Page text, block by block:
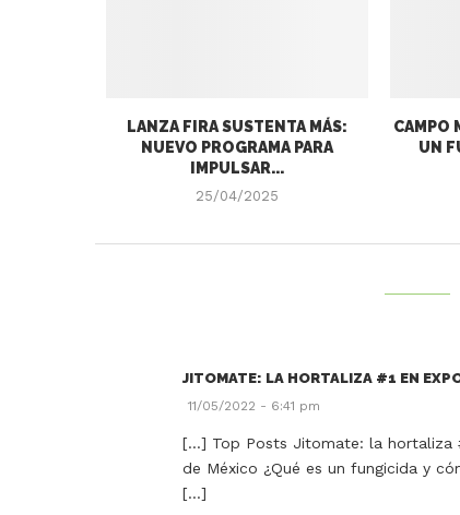
LANZA FIRA SUSTENTA MÁS:
NUEVO PROGRAMA PARA
IMPULSAR...
25/04/2025
CAMPO
UN
JITOMATE: LA HORTALIZA #1 EN
11/05/2022 - 6:41 pm
[…] Top Posts Jitomate: la hortaliza
de México ¿Qué es un fungicida y
[…]